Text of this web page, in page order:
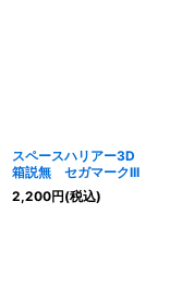
スペースハリアー3D
箱説無 セガマークIII
2,200円(税込)